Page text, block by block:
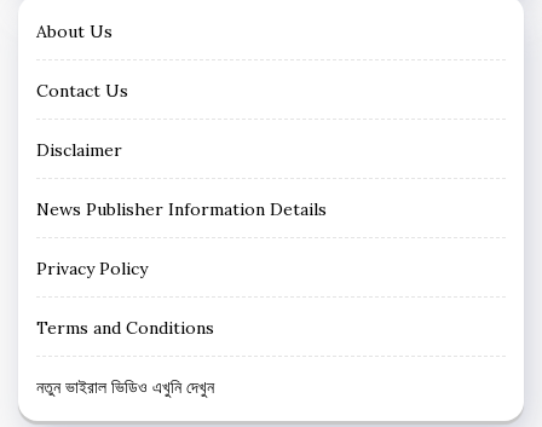
About Us
Contact Us
Disclaimer
News Publisher Information Details
Privacy Policy
Terms and Conditions
নতুন ভাইরাল ভিডিও এখুনি দেখুন